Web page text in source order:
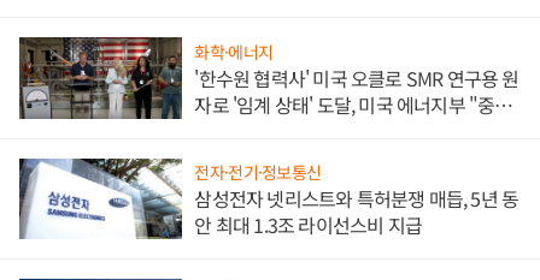
화학·에너지
'한수원 협력사' 미국 오클로 SMR 연구용 원
자로 '임계 상태' 도달, 미국 에너지부 "중요
전자·전기·정보통신
삼성전자 넷리스트와 특허분쟁 매듭, 5년 동
안 최대 1.3조 라이선스비 지급